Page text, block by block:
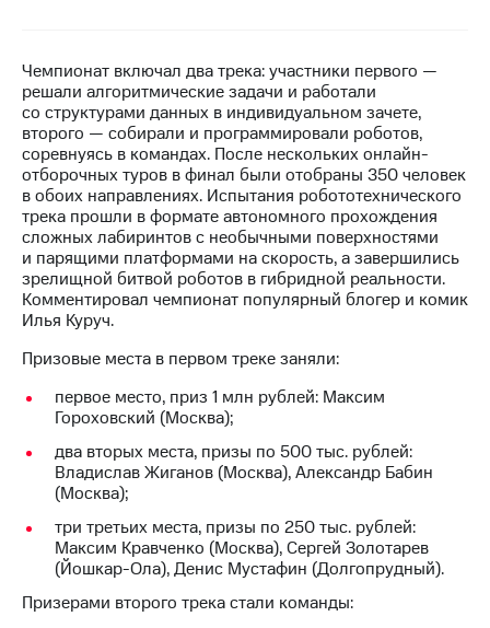
и акционерам
Корпоративное
управление
Корпоративный
секретарь
Раскрытие
информации
Информация
акционерам
Документы
ПАО
"МТС"
Собрания
Личный
кабинет
Акционерный
капитал
Контроль
и
аудит
Рынок
Чемпионат включал два трека: участники первого —
решали алгоритмические задачи и работали
со структурами данных в индивидуальном зачете,
второго — собирали и программировали роботов,
соревнуясь в командах. После нескольких онлайн-
отборочных туров в финал были отобраны 350 человек
в обоих направлениях. Испытания робототехнического
трека прошли в формате автономного прохождения
сложных лабиринтов с необычными поверхностями
и парящими платформами на скорость, а завершились
зрелищной битвой роботов в гибридной реальности.
Комментировал чемпионат популярный блогер и комик
Илья Куруч.
Призовые места в первом треке заняли:
первое место, приз 1 млн рублей: Максим
Гороховский (Москва);
два вторых места, призы по 500 тыс. рублей:
Владислав Жиганов (Москва), Александр Бабин
(Москва);
три третьих места, призы по 250 тыс. рублей:
Максим Кравченко (Москва), Сергей Золотарев
(Йошкар-Ола), Денис Мустафин (Долгопрудный).
Призерами второго трека стали команды: